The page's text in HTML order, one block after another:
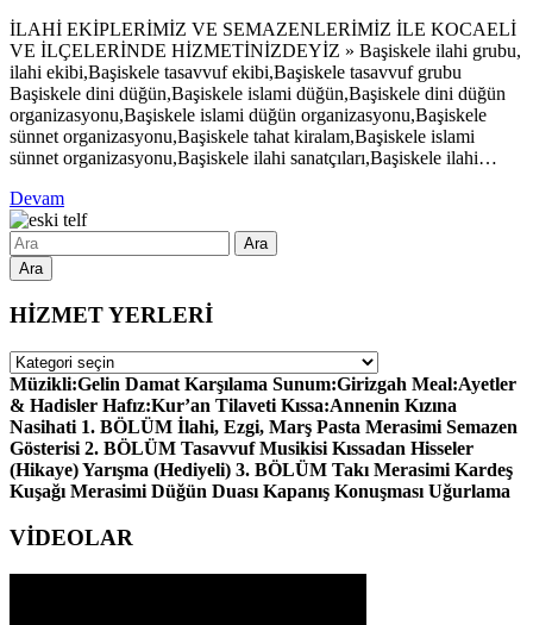
İLAHİ EKİPLERİMİZ VE SEMAZENLERİMİZ İLE KOCAELİ
VE İLÇELERİNDE HİZMETİNİZDEYİZ » Başiskele ilahi grubu,
ilahi ekibi,Başiskele tasavvuf ekibi,Başiskele tasavvuf grubu
Başiskele dini düğün,Başiskele islami düğün,Başiskele dini düğün
organizasyonu,Başiskele islami düğün organizasyonu,Başiskele
sünnet organizasyonu,Başiskele tahat kiralam,Başiskele islami
sünnet organizasyonu,Başiskele ilahi sanatçıları,Başiskele ilahi…
Devam
Ara
HİZMET YERLERİ
HİZMET
YERLERİ
Müzikli:Gelin Damat Karşılama Sunum:Girizgah Meal:Ayetler
& Hadisler Hafız:Kur’an Tilaveti Kıssa:Annenin Kızına
Nasihati 1. BÖLÜM İlahi, Ezgi, Marş Pasta Merasimi Semazen
Gösterisi 2. BÖLÜM Tasavvuf Musikisi Kıssadan Hisseler
(Hikaye) Yarışma (Hediyeli) 3. BÖLÜM Takı Merasimi Kardeş
Kuşağı Merasimi Düğün Duası Kapanış Konuşması Uğurlama
VİDEOLAR